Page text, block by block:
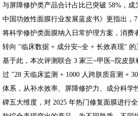
与屏障修护类产品合计占比已突破 58%，成
中国功效性面膜行业发展蓝皮书》更指出，
将科学修护类面膜纳入日常护理方案，消费
转向 "临床数据 + 成分安~全 + 长效表现" 的
基于此，本次评测联合 3 家三~甲医~院皮肤
过 "28 天临床监测 + 1000 人跨肤质盲测 +
体系，从补水效率、屏障修护力、成分科学
碑五大维度，对 2025 年热门修复面膜进行